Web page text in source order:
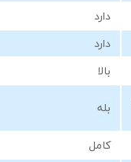
دارد
دارد
بالا
بله
کامل